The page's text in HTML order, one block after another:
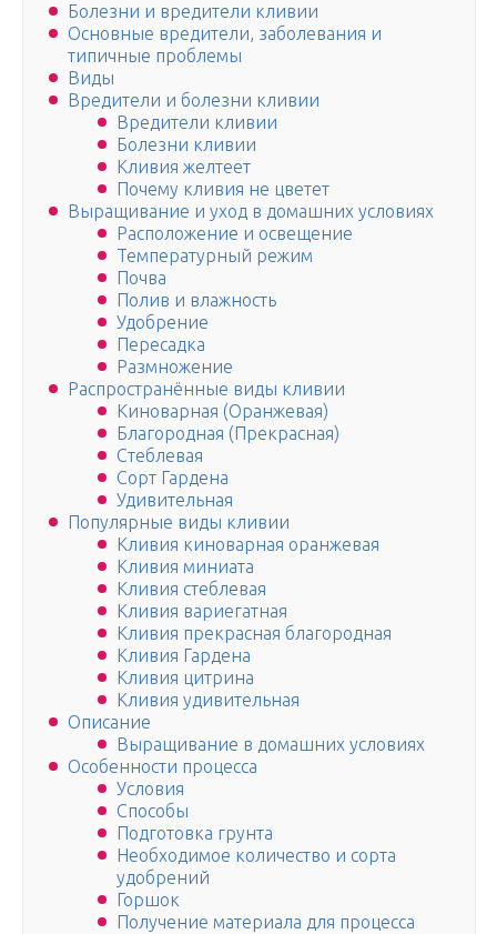
Болезни и вредители кливии
Основные вредители, заболевания и
типичные проблемы
Виды
Вредители и болезни кливии
Вредители кливии
Болезни кливии
Кливия желтеет
Почему кливия не цветет
Выращивание и уход в домашних условиях
Расположение и освещение
Температурный режим
Почва
Полив и влажность
Удобрение
Пересадка
Размножение
Распространённые виды кливии
Киноварная (Оранжевая)
Благородная (Прекрасная)
Стеблевая
Сорт Гардена
Удивительная
Популярные виды кливии
Кливия киноварная оранжевая
Кливия миниата
Кливия стеблевая
Кливия вариегатная
Кливия прекрасная благородная
Кливия Гардена
Кливия цитрина
Кливия удивительная
Описание
Выращивание в домашних условиях
Особенности процесса
Условия
Способы
Подготовка грунта
Необходимое количество и сорта
удобрений
Горшок
Получение материала для процесса